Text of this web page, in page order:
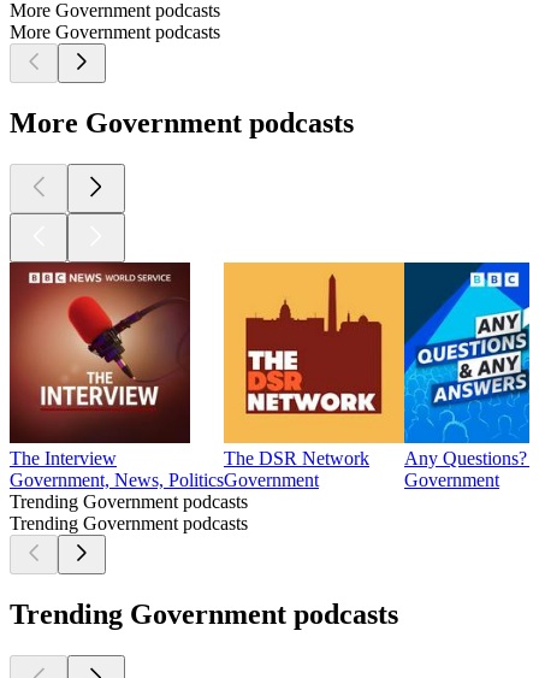
More Government podcasts
More Government podcasts
More Government podcasts
The Interview
Government, News, Politics
The DSR Network
Government
Any Questions?
Government
Trending Government podcasts
Trending Government podcasts
Trending Government podcasts